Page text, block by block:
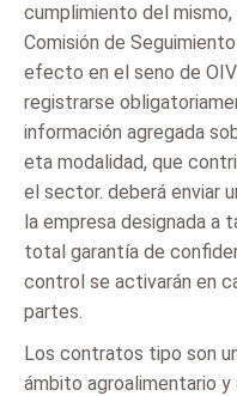
cumplimiento del
Comisión de
efecto en el seno de
registrarse
información agregada
eta modalidad, que
el sector. deberá enviar
la empresa designada a
total garantía de
control se activarán en
partes.
Los contratos tipo son
ámbito agroalimentario